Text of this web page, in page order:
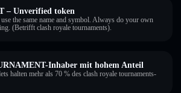
– Unverified token
the same name and symbol. Always do your own
(Betrifft clash royale tournaments).
Inhaber mit hohem Anteil
halten mehr als 70 % des clash royale tournaments-